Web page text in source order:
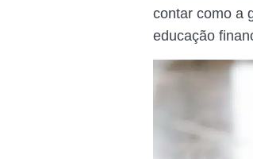
contar como a
educação